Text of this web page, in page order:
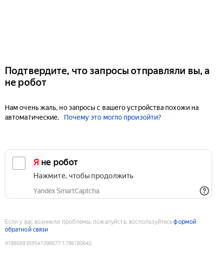
Подтвердите, что запросы отправляли вы, а
не робот
Нам очень жаль, но запросы с вашего устройства похожи на
автоматические.
Почему это могло произойти?
Я не робот
Нажмите, чтобы продолжить
Yandex SmartCaptcha
Если у вас возникли проблемы, пожалуйста, воспользуйтесьформой
обратной связи
9188089359541398677:1786180642